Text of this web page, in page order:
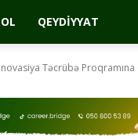
QEYDIYYAT
Təcrübə